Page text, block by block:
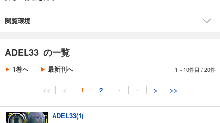
入にご注意下さい。
閲覧環境
ADEL33 の一覧
1巻へ 最新刊へ 1～10件目 /20件
<< < 1 2 ・ ・ > >>
ADEL33(1)